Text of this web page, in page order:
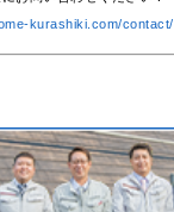
kurashiki.com/contact/